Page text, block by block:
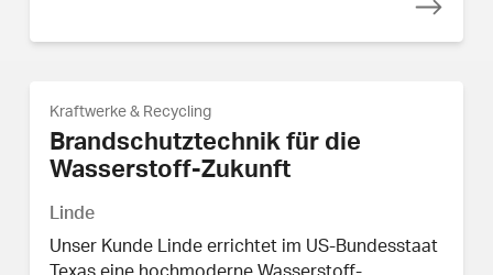
Kraftwerke & Recycling
Brandschutztechnik für die
Wasserstoff-Zukunft
Linde
Unser Kunde Linde errichtet im US-Bundesstaat
Texas eine hochmoderne Wasserstoff-